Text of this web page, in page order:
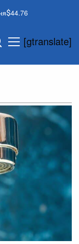
44.76
[gtranslate]